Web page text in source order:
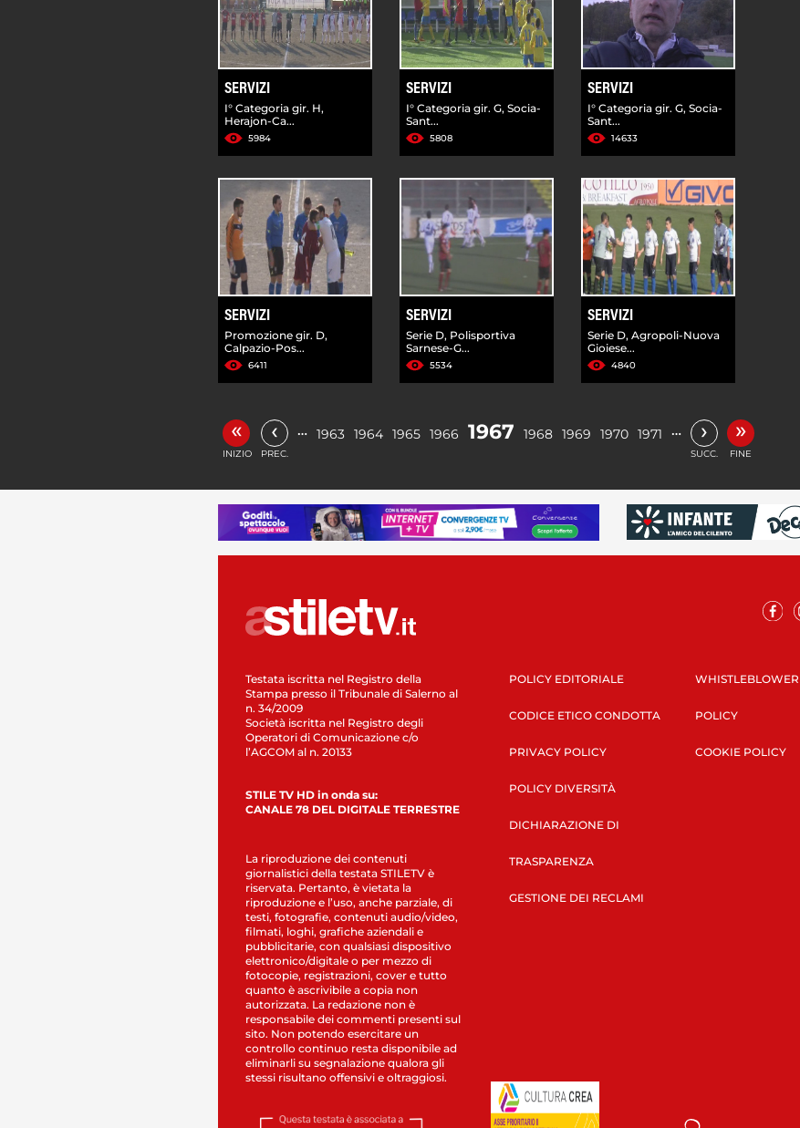
SERVIZI
I° Categoria gir. H,
Herajon-Ca...
5984
SERVIZI
I° Categoria gir. G, Socia-
Sant...
5808
SERVIZI
I° Categoria gir. G, Socia-
Sant...
14633
SERVIZI
Promozione gir. D,
Calpazio-Pos...
6411
SERVIZI
Serie D, Polisportiva
Sarnese-G...
5534
SERVIZI
Serie D, Agropoli-Nuova
Gioiese...
4840
«
INIZIO
‹
PREC.
… 1963 1964 1965 1966 1967 1968 1969 1970 1971 … ›
SUCC.
»
FINE
Testata iscritta nel Registro della
Stampa presso il Tribunale di Salerno al
n. 34/2009
Società iscritta nel Registro degli
Operatori di Comunicazione c/o
l’AGCOM al n. 20133
STILE TV HD in onda su:
CANALE 78 DEL DIGITALE TERRESTRE
La riproduzione dei contenuti
giornalistici della testata STILETV è
riservata. Pertanto, è vietata la
riproduzione e l’uso, anche parziale, di
testi, fotografie, contenuti audio/video,
filmati, loghi, grafiche aziendali e
pubblicitarie, con qualsiasi dispositivo
elettronico/digitale o per mezzo di
fotocopie, registrazioni, cover e tutto
quanto è ascrivibile a copia non
autorizzata. La redazione non è
responsabile dei commenti presenti sul
sito. Non potendo esercitare un
controllo continuo resta disponibile ad
eliminarli su segnalazione qualora gli
stessi risultano offensivi e oltraggiosi.
POLICY EDITORIALE
CODICE ETICO CONDOTTA
PRIVACY POLICY
POLICY DIVERSITÀ
DICHIARAZIONE DI
TRASPARENZA
GESTIONE DEI RECLAMI
WHISTLEBLOWER
POLICY
COOKIE POLICY